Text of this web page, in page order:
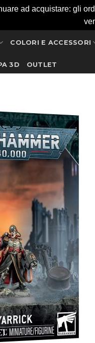
ad acquistare: gli
COLORI E ACCESSORI
3D OUTLET